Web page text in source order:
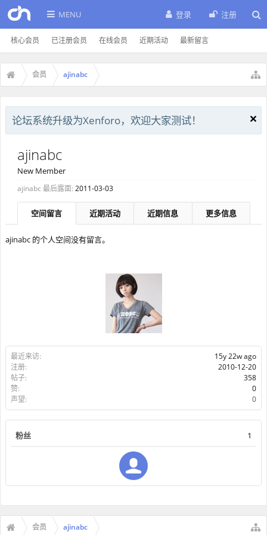
MENU
核心会员 已注册会员 在线会员 近期活动 最新留言
登录 注册
会员 ajinabc
论坛系统升级为Xenforo，欢迎大家测试！
最近来访:
15y 22w ago
注册:
2010-12-20
帖子:
358
赞:
0
声望:
0
粉丝 1
ajinabc
New Member
ajinabc 最后露面: 2011-03-03
空间留言 近期活动 近期信息 更多信息
ajinabc 的个人空间没有留言。
会员 ajinabc